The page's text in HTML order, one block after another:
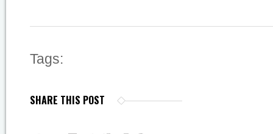
Tags:
SHARE THIS POST